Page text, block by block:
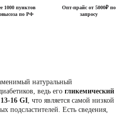
1000 пунктов
по РФ
Опт-прайс от 5000₽ по
запросу
натуральный
ведь его гликемический
13-16 GI , что является самой низкой
подсластителей. Есть сведения,